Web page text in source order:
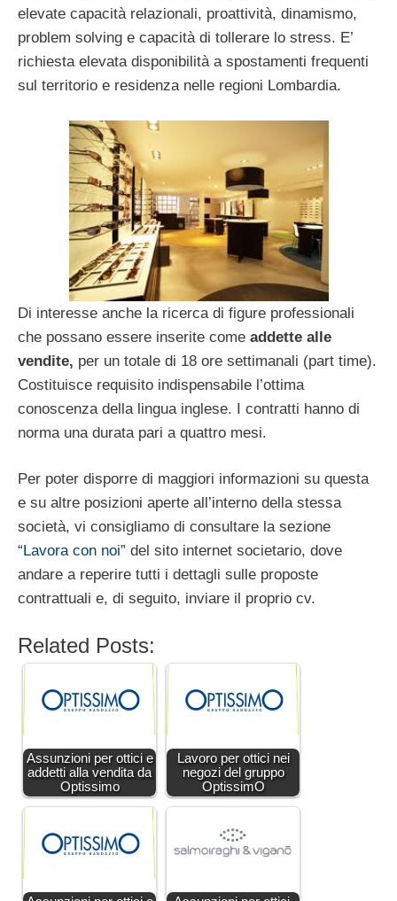
elevate capacità relazionali, proattività, dinamismo,
problem solving e capacità di tollerare lo stress. E’
richiesta elevata disponibilità a spostamenti frequenti
sul territorio e residenza nelle regioni Lombardia.
Di interesse anche la ricerca di figure professionali
che possano essere inserite come addette alle
vendite, per un totale di 18 ore settimanali (part time).
Costituisce requisito indispensabile l’ottima
conoscenza della lingua inglese. I contratti hanno di
norma una durata pari a quattro mesi.
Per poter disporre di maggiori informazioni su questa
e su altre posizioni aperte all’interno della stessa
società, vi consigliamo di consultare la sezione
“Lavora con noi” del sito internet societario, dove
andare a reperire tutti i dettagli sulle proposte
contrattuali e, di seguito, inviare il proprio cv.
Related Posts:
Assunzioni per ottici e
addetti alla vendita da
Optissimo
Lavoro per ottici nei
negozi del gruppo
OptissimO